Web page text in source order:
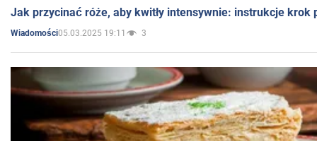
Jak przycinać róże, aby kwitły intensywnie: instrukcje krok
Wiadomości05.03.2025 19:11 3